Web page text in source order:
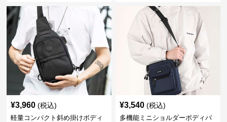
¥3,960 (税込)
軽量コンパクト斜め掛けボディ
¥3,540 (税込)
多機能ミニショルダーボディバ